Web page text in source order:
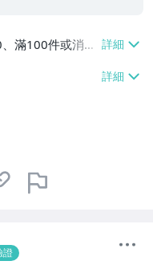
滿100件或消費
證